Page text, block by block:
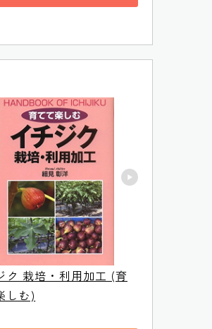
ク 栽培・利用加工 (育
しむ)